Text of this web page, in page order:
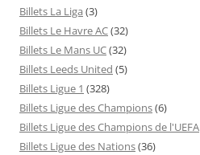
Billets La Liga (3)
Billets Le Havre AC(32)
Billets Le Mans UC(32)
Billets Leeds United (5)
Billets Ligue 1 (328)
Billets Ligue des Champions(6)
Billets Ligue des Champions de l'UEFA
Billets Ligue des Nations(36)